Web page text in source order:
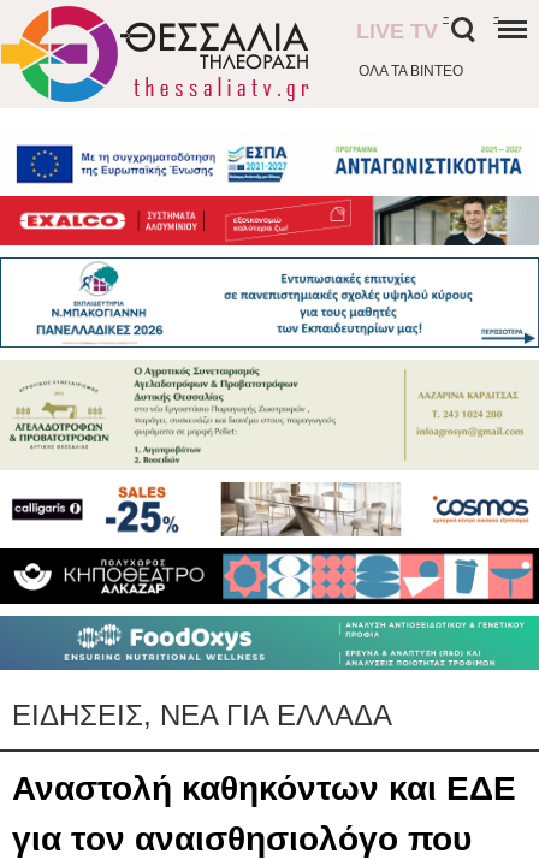
ΟΛΑ ΤΑ ΒΙΝΤΕΟ
LIVE TV
- -
ΕΙΔΗΣΕΙΣ, ΝΕΑ ΓΙΑ ΕΛΛΑΔΑ
Αναστολή καθηκόντων και ΕΔΕ
για τον αναισθησιολόγο που